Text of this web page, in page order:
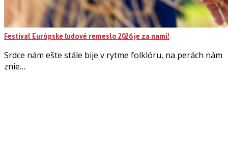
Festival Európske ľudové remeslo 2026 je za nami!
Srdce nám ešte stále bije v rytme folklóru, na perách nám
znie…